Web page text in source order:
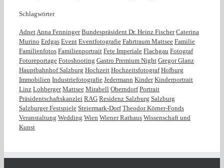
Schlagwörter
Adnet Anna Fenninger Bundespräsident Dr. Heinz Fischer Caterina
Murino Erdgas Event Eventfotografie Fahrtraum Mattsee Familie
Familienfotos Familienportrait Fete Imperiale Flachgau Fotograf
Fotoreportage Fotoshooting Gastro Premium Night Gregor Glanz
Hauptbahnhof Salzburg Hochzeit Hochzeitsfotograf Hofburg
Immobilien Industriefotografie Jedermann Kinder Kinderportrait
Linz Lohberger Mattsee Mirabell Oberndorf Portrait
Präsidentschaftskanzlei RAG Residenz Salzburg Salzburg
Salzburger Festspiele Steiermark-Dorf Theodor Körner-Fonds
Veranstaltung Wedding Wien Wiener Rathaus Wissenschaft und
Kunst